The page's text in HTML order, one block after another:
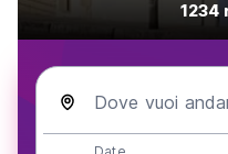
1234
Dove vuoi